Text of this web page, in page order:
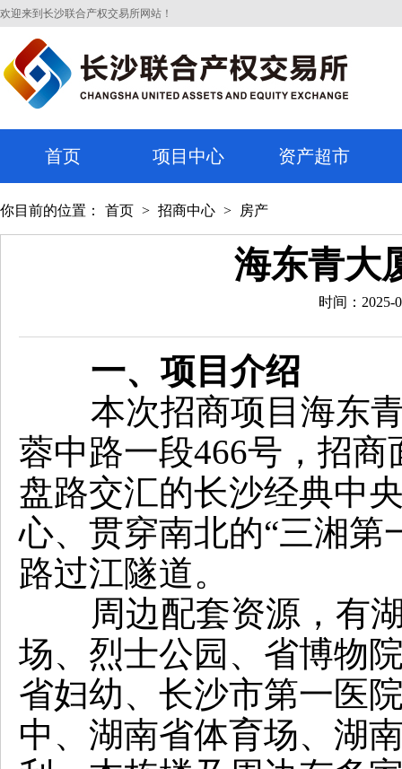
欢迎来到长沙联合产权交易所网站！
首页 项目中心 资产超市
你目前的位置： 首页 > 招商中心 > 房产
海东青大
时间：
一、项目介绍
本次招商项目海东
蓉中路一段466号，招
盘路交汇的长沙经典中
心、贯穿南北的“三湘第
路过江隧道。
周边配套资源，有
场、烈士公园、省博物
省妇幼、长沙市第一医
中、湖南省体育场、湖